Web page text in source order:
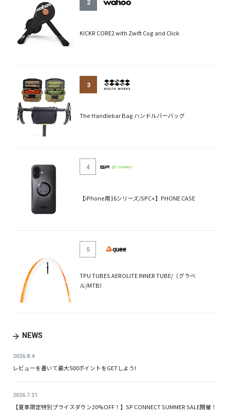
2
KICKR CORE2 with Zwift Cog and Click
3
The Handlebar Bag ハンドルバーバッグ
4
【iPhone用16シリーズ/SPC+】PHONE CASE
5
TPU TUBES AEROLITE INNER TUBE/（グラベ
ル/MTB）
NEWS
2026.8.4
レビューを書いて最大500ポイントをGETしよう!
2026.7.31
【夏季限定特別プライスダウン20%OFF！】SP CONNECT SUMMER SALE開催！